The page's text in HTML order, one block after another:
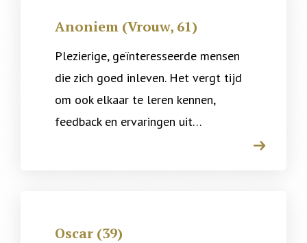
Anoniem (Vrouw, 61)
Plezierige, geïnteresseerde mensen
die zich goed inleven. Het vergt tijd
om ook elkaar te leren kennen,
feedback en ervaringen uit…
arrow
Oscar (39)